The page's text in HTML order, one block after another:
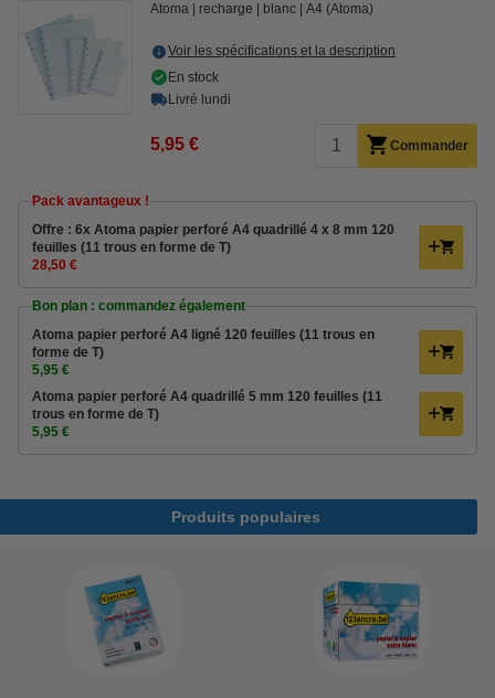
Atoma recharge blanc A4 (Atoma)
Voir les spécifications et la description
En stock
Livré lundi
5,95 € Commander
Pack avantageux !
Offre : 6x Atoma papier perforé A4 quadrillé 4 x 8 mm 120
feuilles (11 trous en forme de T)
28,50 €
Bon plan : commandez également
Atoma papier perforé A4 ligné 120 feuilles (11 trous en
forme de T)
5,95 €
Atoma papier perforé A4 quadrillé 5 mm 120 feuilles (11
trous en forme de T)
5,95 €
Produits populaires